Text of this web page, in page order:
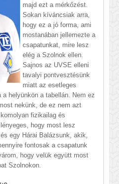
majd ezt a mérkőzést.
Sokan kíváncsiak arra,
hogy ez a jó forma, ami
mostanában jellemezte a
csapatunkat, mire lesz
elég a Szolnok ellen.
Sajnos az UVSE elleni
tavalyi pontvesztésünk
miatt az esetleges
helyünkön a tabellán. Nem ez
nekünk, de ez nem azt
fizikailag és
hogy most lesz
egy Hárai Balázsunk, akik,
fontosak a csapatunk
hogy velük együtt most
Szolnokon.